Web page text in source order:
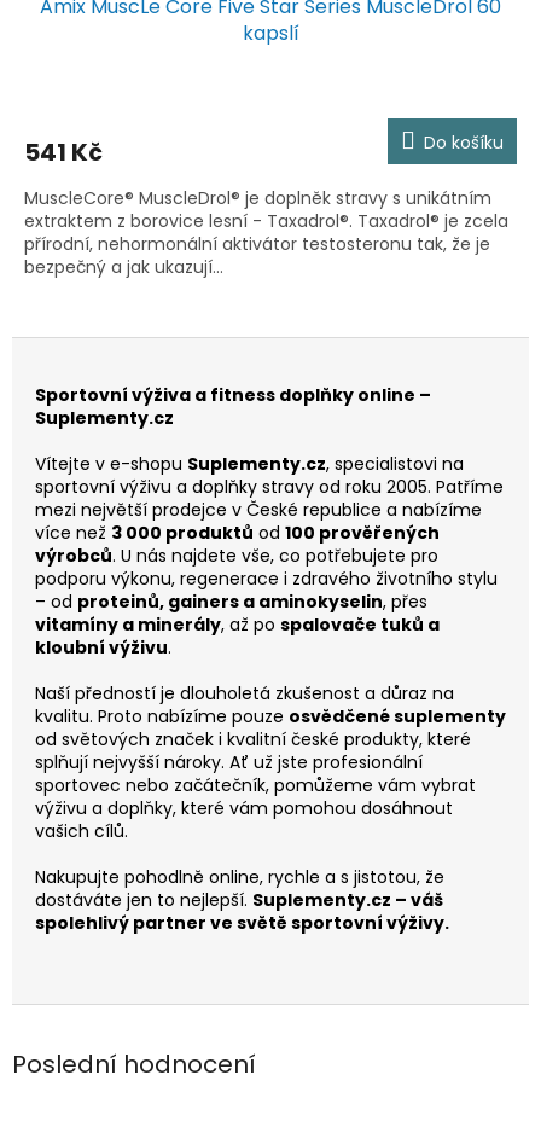
Amix MuscLe Core Five Star Series MuscleDrol 60
kapslí
541 Kč Do košíku
MuscleCore® MuscleDrol® je doplněk stravy s unikátním
extraktem z borovice lesní - Taxadrol®. Taxadrol® je zcela
přírodní, nehormonální aktivátor testosteronu tak, že je
bezpečný a jak ukazují...
Sportovní výživa a fitness doplňky online –
Suplementy.cz
Vítejte v e-shopu Suplementy.cz, specialistovi na
sportovní výživu a doplňky stravy od roku 2005. Patříme
mezi největší prodejce v České republice a nabízíme
více než 3 000 produktů od 100 prověřených
výrobců. U nás najdete vše, co potřebujete pro
podporu výkonu, regenerace i zdravého životního stylu
– od proteinů, gainers a aminokyselin, přes
vitamíny a minerály, až po spalovače tuků a
kloubní výživu.
Naší předností je dlouholetá zkušenost a důraz na
kvalitu. Proto nabízíme pouze osvědčené suplementy
od světových značek i kvalitní české produkty, které
splňují nejvyšší nároky. Ať už jste profesionální
sportovec nebo začátečník, pomůžeme vám vybrat
výživu a doplňky, které vám pomohou dosáhnout
vašich cílů.
Nakupujte pohodlně online, rychle a s jistotou, že
dostáváte jen to nejlepší. Suplementy.cz – váš
spolehlivý partner ve světě sportovní výživy.
Poslední hodnocení